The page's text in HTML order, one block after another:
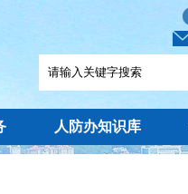
人防办知识库